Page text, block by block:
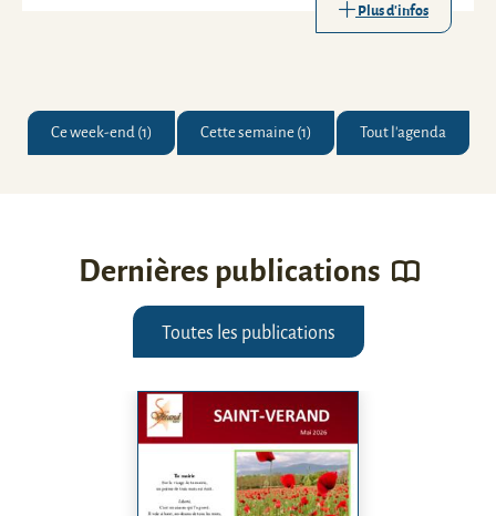
Plus d'infos
Ce week-end (1) Cette semaine (1) Tout l'agenda
Dernières publications
Toutes les publications